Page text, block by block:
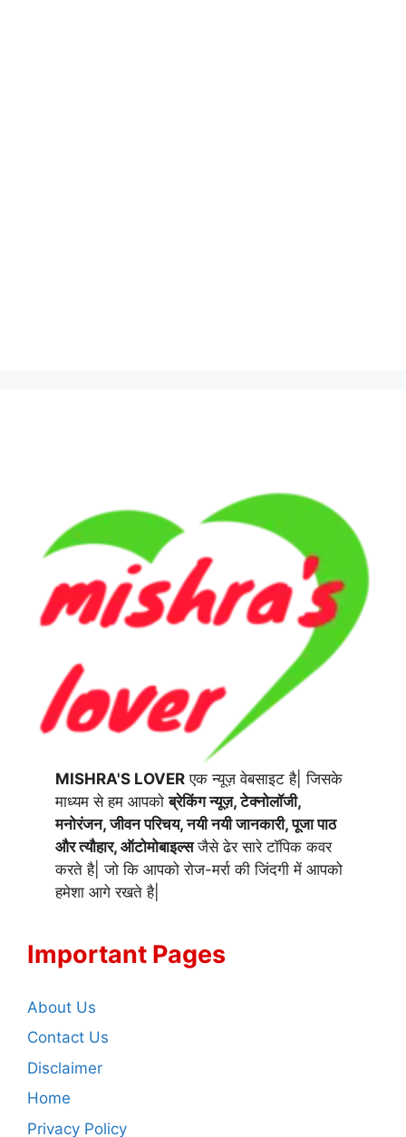
MISHRA'S LOVER एक न्यूज़ वेबसाइट है| जिसके
माध्यम से हम आपकोब्रेकिंग न्यूज़, टेक्नोलॉजी,
मनोरंजन, जीवन परिचय, नयी नयी जानकारी, पूजा पाठ
और त्यौहार, ऑटोमोबाइल्सजैसे ढेर सारे टॉपिक कवर
करते है| जो कि आपको रोज-मर्रा की जिंदगी में आपको
हमेशा आगे रखते है|
Important Pages
About Us
Contact Us
Disclaimer
Home
Privacy Policy